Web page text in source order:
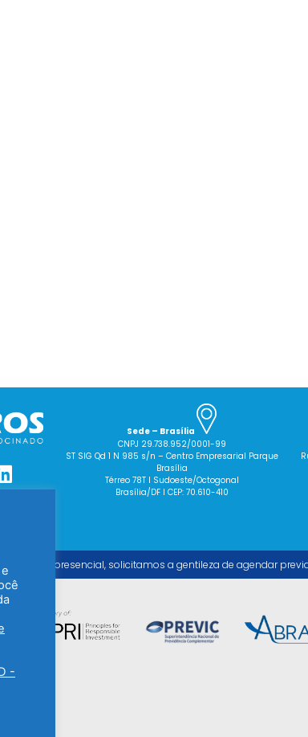
Sede – Brasília
CNPJ 29.738.952/0001-99
ST SIG Qd 1 N 985 s/n – Centro Empresarial Parque
Brasília
Térreo 78T I Sudoeste/Octogonal
Brasília/DF I CEP: 70.610-410
presencial, solicitamos a gentileza de agendar
-